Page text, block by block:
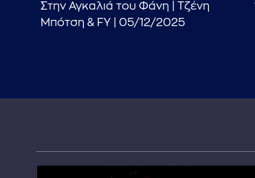
Στην Αγκαλιά του Φάνη | Τζένη
Μπότση & FY | 05/12/2025